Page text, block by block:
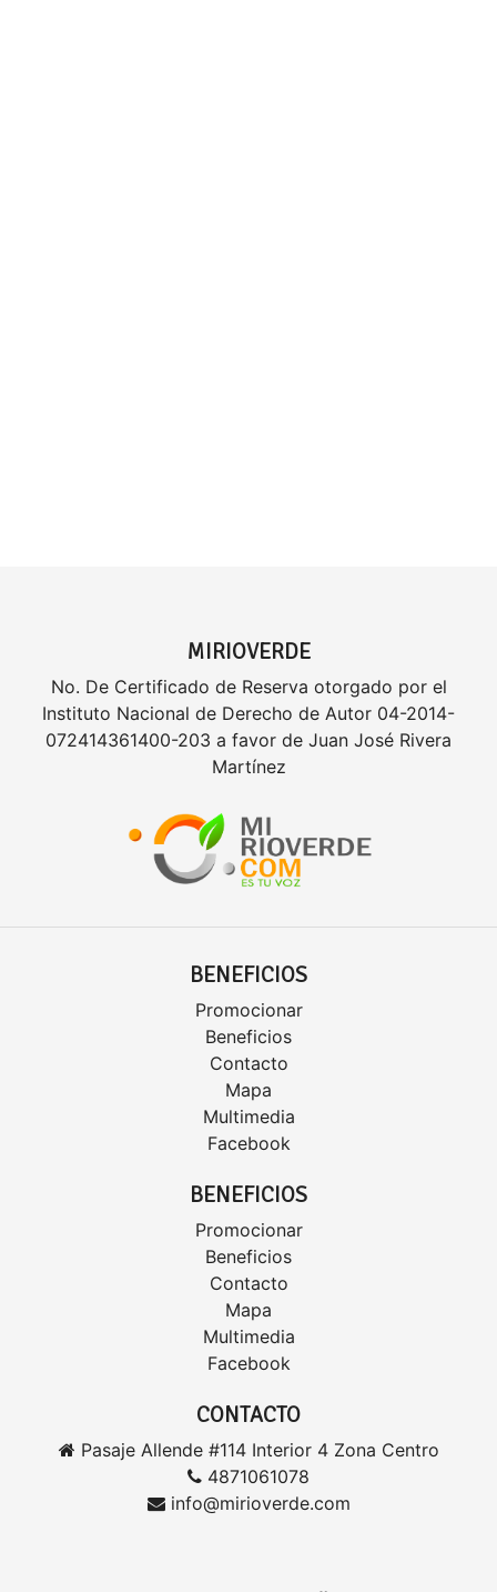
MIRIOVERDE
No. De Certificado de Reserva otorgado por el
Instituto Nacional de Derecho de Autor 04-2014-
072414361400-203 a favor de Juan José Rivera
Martínez
BENEFICIOS
Promocionar
Beneficios
Contacto
Mapa
Multimedia
Facebook
BENEFICIOS
Promocionar
Beneficios
Contacto
Mapa
Multimedia
Facebook
CONTACTO
Pasaje Allende #114 Interior 4 Zona Centro
4871061078
info@mirioverde.com